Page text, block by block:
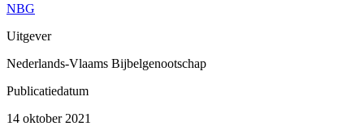
NBG
Uitgever
Nederlands-Vlaams Bijbelgenootschap
Publicatiedatum
14 oktober 2021